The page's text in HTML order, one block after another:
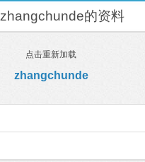
zhangchunde的资料
点击重新加载
zhangchunde